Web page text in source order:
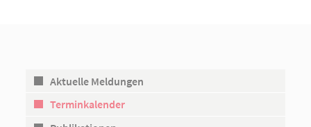
AWO Ortsverein Rheinsberg
Aktuelle Meldungen
Terminkalender